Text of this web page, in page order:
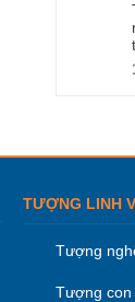
TƯỢNG LINH
Tượng
Tượng con